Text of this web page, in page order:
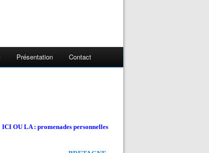
Présentation Contact
ICI OU LA : promenades personnelles